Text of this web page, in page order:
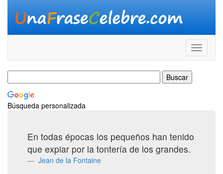
Búsqueda personalizada
En todas épocas los pequeños han tenido
que expiar por la tontería de los grandes.
Jean de la Fontaine